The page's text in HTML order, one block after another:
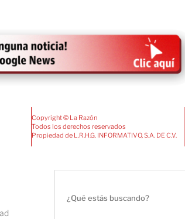
Copyright © La Razón
Todos los derechos reservados
Propiedad de L.R.H.G. INFORMATIVO, S.A. DE C.V.